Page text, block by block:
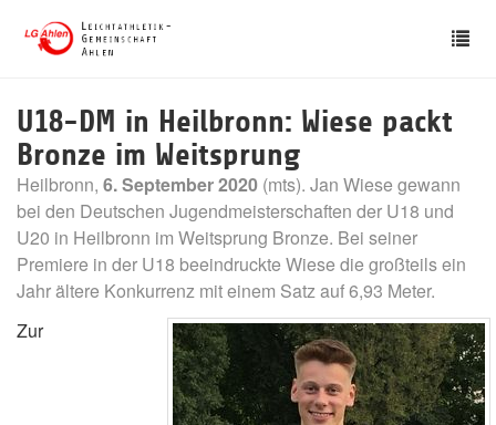
U18-DM in Heilbronn: Wiese packt
Bronze im Weitsprung
Heilbronn, 6. September 2020 (mts). Jan Wiese gewann
bei den Deutschen Jugendmeisterschaften der U18 und
U20 in Heilbronn im Weitsprung Bronze. Bei seiner
Premiere in der U18 beeindruckte Wiese die großteils ein
Jahr ältere Konkurrenz mit einem Satz auf 6,93 Meter.
Zur